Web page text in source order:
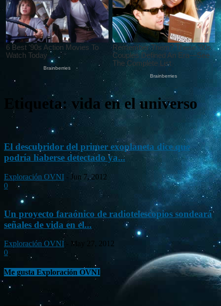
Etiqueta: vida en el universo
El descubridor del primer exoplaneta dice que
podría haberse detectado ya...
Exploración OVNI - Jun 7, 2012
0
Un proyecto faraónico de radiotelescopios sondeará
señales de vida en el...
Exploración OVNI - May 27, 2012
0
Me gusta Exploración OVNI